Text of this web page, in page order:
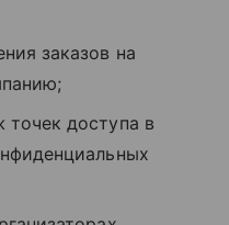
заказов на
доступа в